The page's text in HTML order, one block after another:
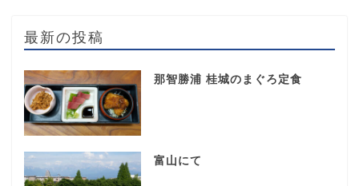
最新の投稿
那智勝浦 桂城のまぐろ定食
富山にて